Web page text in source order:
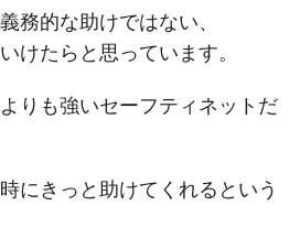
務的な助けではない、
けたらと思っています。
りも強いセーフティネットだ
にきっと助けてくれるという